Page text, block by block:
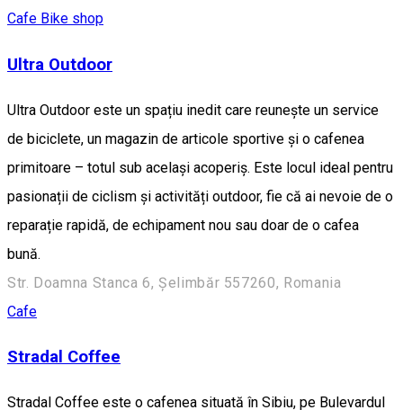
Cafe Bike shop
Ultra Outdoor
Ultra Outdoor este un spațiu inedit care reunește un service
de biciclete, un magazin de articole sportive și o cafenea
primitoare – totul sub același acoperiș. Este locul ideal pentru
pasionații de ciclism și activități outdoor, fie că ai nevoie de o
reparație rapidă, de echipament nou sau doar de o cafea
bună.
Str. Doamna Stanca 6, Șelimbăr 557260, Romania
Cafe
Stradal Coffee
Stradal Coffee este o cafenea situată în Sibiu, pe Bulevardul